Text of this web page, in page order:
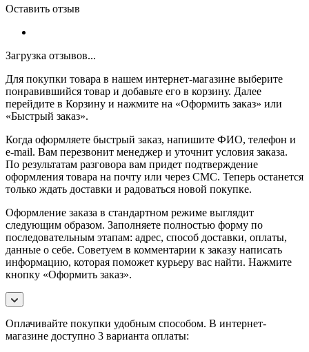
Оставить отзыв
Загрузка отзывов...
Для покупки товара в нашем интернет-магазине выберите
понравившийся товар и добавьте его в корзину. Далее
перейдите в Корзину и нажмите на «Оформить заказ» или
«Быстрый заказ».
Когда оформляете быстрый заказ, напишите ФИО, телефон и
e-mail. Вам перезвонит менеджер и уточнит условия заказа.
По результатам разговора вам придет подтверждение
оформления товара на почту или через СМС. Теперь останется
только ждать доставки и радоваться новой покупке.
Оформление заказа в стандартном режиме выглядит
следующим образом. Заполняете полностью форму по
последовательным этапам: адрес, способ доставки, оплаты,
данные о себе. Советуем в комментарии к заказу написать
информацию, которая поможет курьеру вас найти. Нажмите
кнопку «Оформить заказ».
Оплачивайте покупки удобным способом. В интернет-
магазине доступно 3 варианта оплаты: